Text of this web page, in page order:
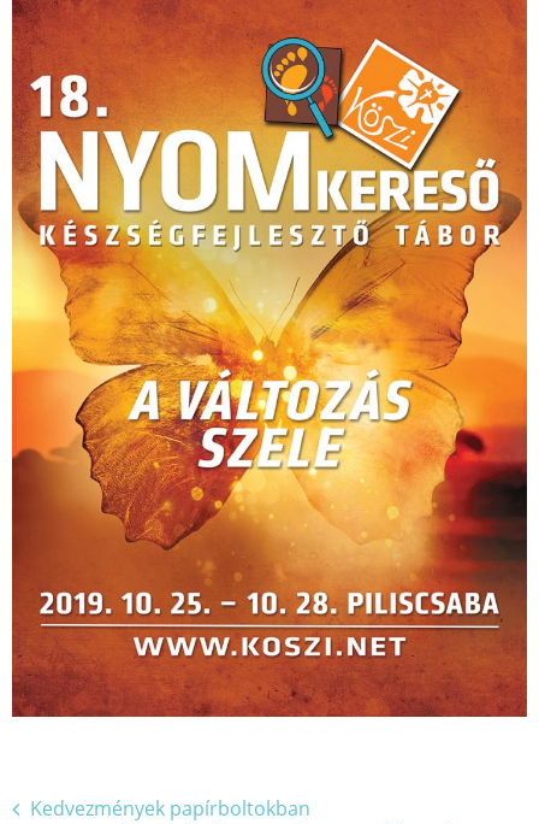
Bejegyzés
Kedvezmények papírboltokban